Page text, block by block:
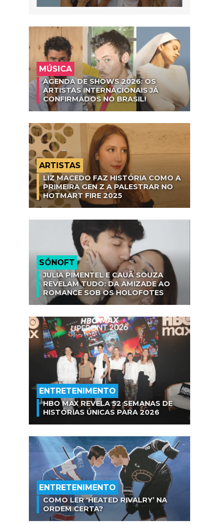
MÚSICA
AGENDA DE SHOWS 2026: OS
ARTISTAS INTERNACIONAIS JÁ
CONFIRMADOS NO BRASIL!
ARTISTAS
LIZ MACEDO FAZ HISTÓRIA COMO A
PRIMEIRA GEN Z A PALESTRAR NO
HOTMART FIRE 2025
SÓNOFT
JULIA PIMENTEL E CAUÃ SOUZA
REVELAM TUDO: DA AMIZADE AO
ROMANCE SOB OS HOLOFOTES
ENTRETENIMENTO
HBO MAX REVELA 52 SEMANAS DE
HISTÓRIAS ÚNICAS PARA 2026
ENTRETENIMENTO
COMO LER ‘HEATED RIVALRY’ NA
ORDEM CERTA?